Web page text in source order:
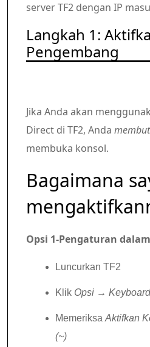
server TF2 dengan IP
Langkah 1:
Pengembang
Jika Anda akan
Direct di TF2, Anda
membuka konsol.
Bagaimana
Opsi 1-Pengaturan
Luncurkan TF2
Klik Opsi → Keyboard
Memeriksa Aktifkan
(~)